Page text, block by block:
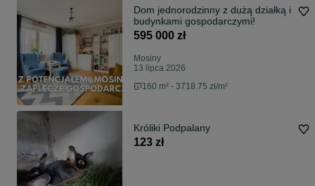
Dom jednorodzinny z dużą działką i
budynkami gospodarczymi!
595 000 zł
Mosiny
13 lipca 2026
160 m² - 3718.75 zł/m²
Króliki Podpalany
123 zł